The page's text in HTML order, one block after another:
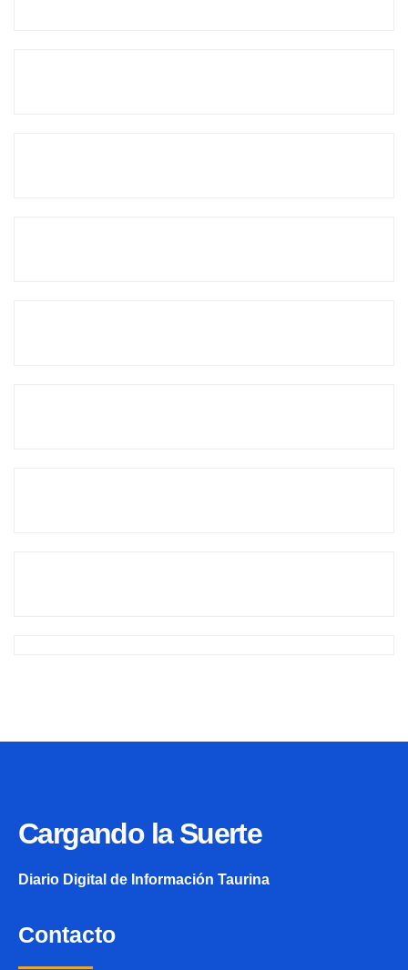
Cargando la Suerte
Diario Digital de Información Taurina
Contacto